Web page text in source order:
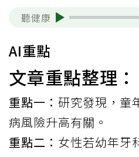
聽健康
AI重點
文章重點整理：
重點一： 研究發現，童
病風險升高有關。
重點二： 女性若幼年牙